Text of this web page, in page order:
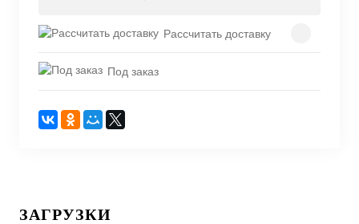
Рассчитать доставку
Под заказ
ЗАГРУЗКИ